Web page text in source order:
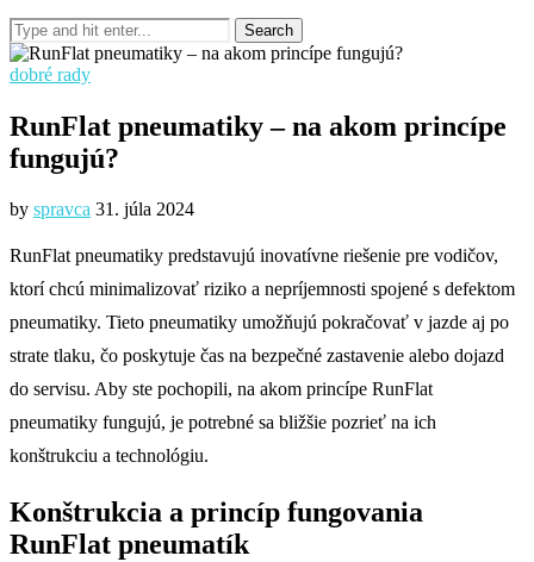
dobré rady
RunFlat pneumatiky – na akom princípe
fungujú?
by spravca 31. júla 2024
RunFlat pneumatiky predstavujú inovatívne riešenie pre vodičov,
ktorí chcú minimalizovať riziko a nepríjemnosti spojené s defektom
pneumatiky. Tieto pneumatiky umožňujú pokračovať v jazde aj po
strate tlaku, čo poskytuje čas na bezpečné zastavenie alebo dojazd
do servisu. Aby ste pochopili, na akom princípe RunFlat
pneumatiky fungujú, je potrebné sa bližšie pozrieť na ich
konštrukciu a technológiu.
Konštrukcia a princíp fungovania
RunFlat pneumatík